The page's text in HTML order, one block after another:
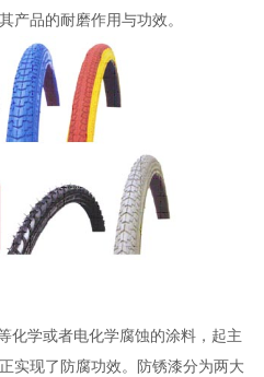
产品的耐磨作用与功效。
化学或者电化学腐蚀的涂料，起主
实现了防腐功效。防锈漆分为两大